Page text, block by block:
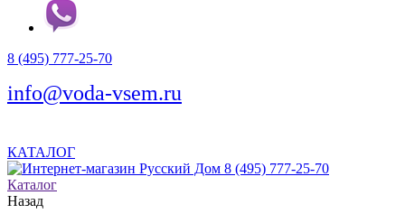
8 (495) 777-25-70
info@voda-vsem.ru
КАТАЛОГ
8 (495) 777-25-70
Каталог
Назад